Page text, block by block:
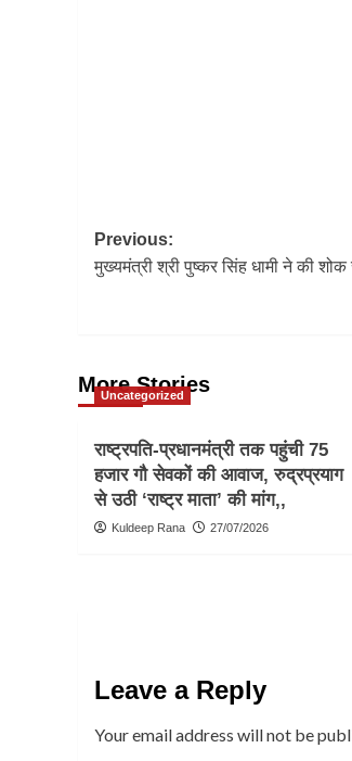
Post
navigation
Previous:
मुख्यमंत्री श्री पुष्कर सिंह धामी ने की
More Stories
Uncategorized
राष्ट्रपति-प्रधानमंत्री तक पहुंची 75
हजार गौ सेवकों की आवाज, रुद्रप्रयाग
से उठी ‘राष्ट्र माता’ की मांग,,
Kuldeep Rana 27/07/2026
Leave a Reply
Your email address will not be